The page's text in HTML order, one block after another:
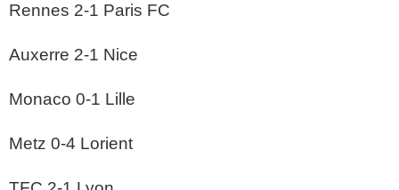
Rennes 2-1 Paris FC
Auxerre 2-1 Nice
Monaco 0-1 Lille
Metz 0-4 Lorient